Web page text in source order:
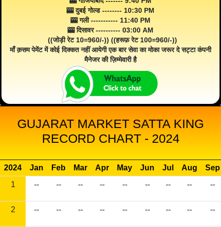
🎰 दुबई गोल्ड -------- 10:30 PM
🎰 गली ----------- 11:40 PM
🎰 दिसावर ---------- 03:00 AM
((जोड़ी रेट 10=960/-)) ((हरूफ़ रेट 100=960/-))
माँ क़सम पेमेंट में कोई दिक्कत नहीं आयेगी एक बार सेवा का मोका जरूर दे सट्टा कंपनी
मैनेजर की ज़िम्मेवारी है
GUJARAT MARKET SATTA KING
RECORD CHART - 2024
2024 Jan Feb Mar Apr May Jun Jul Aug
Sep
1
-- -- -- -- -- -- -- -- --
2 -- -- -- -- -- -- -- -- --